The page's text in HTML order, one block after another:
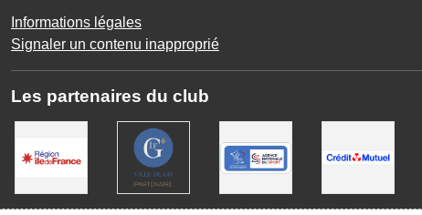
Informations légales
Signaler un contenu inapproprié
Les partenaires du club